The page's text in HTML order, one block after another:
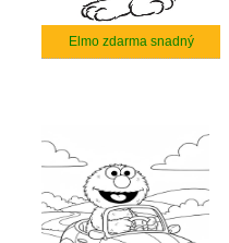
Elmo zdarma snadný